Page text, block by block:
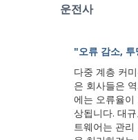
운전사
"오류 감소,
다중 계층 커
은 회사들은
에는 오류율이
상됩니다. 대
트웨어는 관